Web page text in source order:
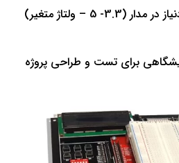
5 – ولتاژ متغیر)
برای تست و طراحی پروژه